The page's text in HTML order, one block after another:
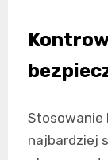
Stosowanie
najbardziej